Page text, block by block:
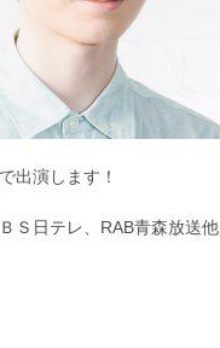
出演します！
Ｓ日テレ、RAB青森放送他